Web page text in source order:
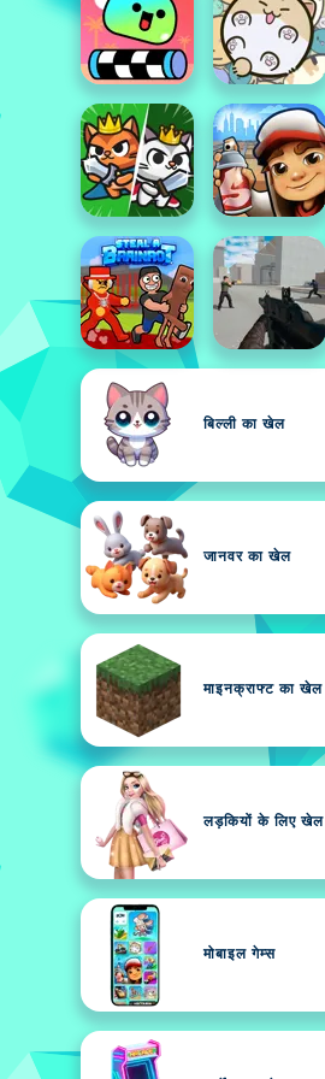
बिल्ली का खेल
जानवर का खेल
माइनक्राफ्ट का खेल
लड़कियों के लिए खेल
मोबाइल गेम्स